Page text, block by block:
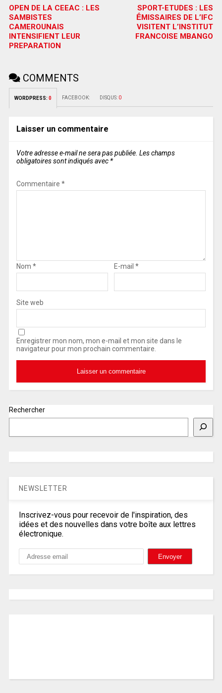
OPEN DE LA CEEAC : LES
SAMBISTES
CAMEROUNAIS
INTENSIFIENT LEUR
PREPARATION
SPORT-ETUDES : LES
ḖMISSAIRES DE L’IFC
VISITENT L’INSTITUT
FRANCOISE MBANGO
COMMENTS
WORDPRESS: 0 FACEBOOK: DISQUS: 0
Laisser un commentaire
Votre adresse e-mail ne sera pas publiée. Les champs
obligatoires sont indiqués avec *
Commentaire *
Nom * E-mail *
Site web
Enregistrer mon nom, mon e-mail et mon site dans le
navigateur pour mon prochain commentaire.
Rechercher
NEWSLETTER
Inscrivez-vous pour recevoir de l'inspiration, des
idées et des nouvelles dans votre boîte aux lettres
électronique.